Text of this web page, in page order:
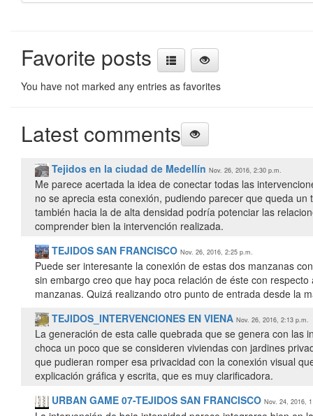
Favorite posts
You have not marked any entries as favorites
Latest comments
Tejidos en la ciudad de Medellín Nov. 26, 2016, 2:30 p.m.
Me parece acertada la idea de conectar todas las
no se aprecia esta conexión, pudiendo parecer que queda
también hacia la de alta densidad podría potenciar las
comprender bien la intervención realizada.
TEJIDOS SAN FRANCISCO Nov. 26, 2016, 2:25 p.m.
Puede ser interesante la conexión de estas dos manzanas
sin embargo creo que hay poca relación de éste con
manzanas. Quizá realizando otro punto de entrada desde la
TEJIDOS_INTERVENCIONES EN VIENA Nov. 26, 2016, 2:13 p.m.
La generación de esta calle quebrada que se genera con las
choca un poco que se consideren viviendas con jardines
que pudieran romper esa privacidad con la conexión visual
explicación gráfica y escrita, que es muy clarificadora.
URBAN GAME 07-TEJIDOS SAN FRANCISCO Nov. 24, 2016,